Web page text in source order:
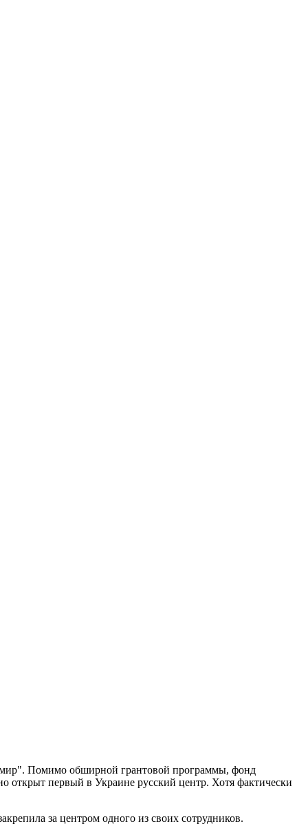
мир". Помимо обширной грантовой программы, фонд
открыт первый в Украине русский центр. Хотя фактически
за центром одного из своих сотрудников.